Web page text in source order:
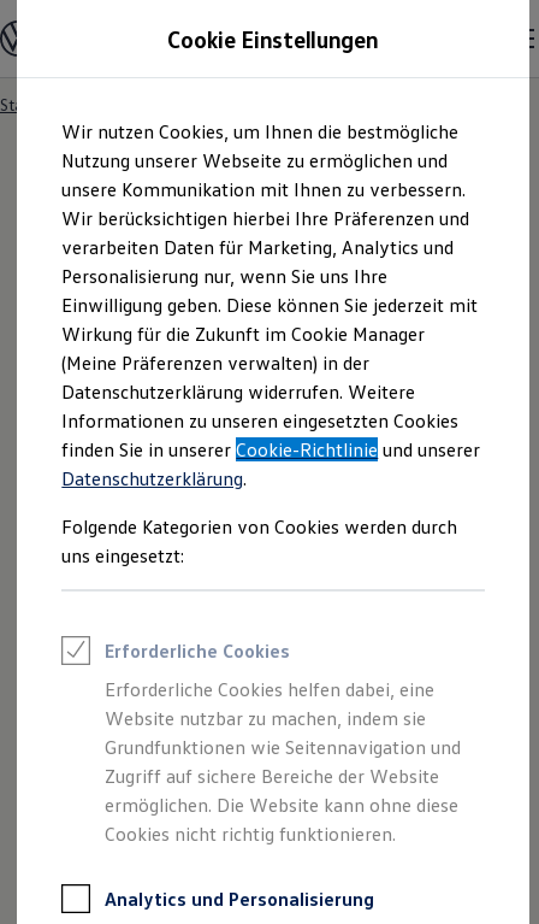
Hauptinhalt
springen
Footer
springen
Modelle & Konfigurator
Nutzfahrzeugkategorien entdecken
Modelle konfigurieren
Vorgängermodelle und Oldtimer
Vorgängermodelle
Oldtimer
Bulli Historie
Branchenlösungen & Gewerbekunden
Umbaulösungen und Hersteller finden
Auf- und Umbauten entdecken & konfigurieren
Groß- und Sonderkunden
Großkunden
Kommunen & Behörden
Journalisten
Sportvereine
Branchenlösungen
Bau & Handwerk
Gewerbliche Personenbeförderung
Service & mobile Werkstätten
Kurier, Logistik & Handel
Feuerwehr
Rettungsdienste
ONE Business ID Vorteile
Fahrzeugsuche & Marktplatz
Digitaler Marktplatz
Kauf & Finanzierung
Online-Fahrzeugbewertung
Aktionen & Angebote
E-Auto-Förderung
Für Privatkunden
Für Gewerbekunden
Profi Paket
TopDeal
Zertifizierte Gebrauchtwagen
Startseite
IhreSuchergebnisse
Fragen rund um den Online-
Kauf
Wo finde ich Fahrzeuge, die für
sind?
Welche Vorteile habe ich beim
Online-Kauf?
Warum sind nicht alle
Volkswagen Nutzfahrzeuge
Partner und deren Fahrzeuge
verfügbar?
besichtigen?
Cookie Einstellungen
Wir nutzen Cookies, um Ihnen die bestmögliche
Nutzung unserer Webseite zu ermöglichen und
unsere Kommunikation mit Ihnen zu verbessern.
Wir berücksichtigen hierbei Ihre Präferenzen und
verarbeiten Daten für Marketing, Analytics und
Personalisierung nur, wenn Sie uns Ihre
Einwilligung geben. Diese können Sie jederzeit mit
Wirkung für die Zukunft im Cookie Manager
(Meine Präferenzen verwalten) in der
Datenschutzerklärung widerrufen. Weitere
Informationen zu unseren eingesetzten Cookies
finden Sie in unsererCookie-Richtlinie und unserer
Datenschutzerklärung.
Folgende Kategorien von Cookies werden durch
uns eingesetzt:
Erforderliche Cookies
Erforderliche Cookies helfen dabei, eine
Website nutzbar zu machen, indem sie
Grundfunktionen wie Seitennavigation und
Zugriff auf sichere Bereiche der Website
ermöglichen. Die Website kann ohne diese
Cookies nicht richtig funktionieren.
Analytics und Personalisierung